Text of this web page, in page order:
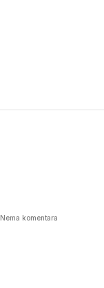
Nema komentara